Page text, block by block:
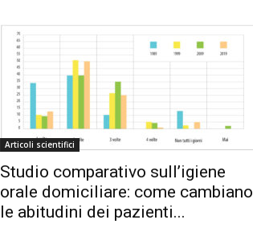
Articoli scientifici
Studio comparativo sull’igiene
orale domiciliare: come cambiano
le abitudini dei pazienti...